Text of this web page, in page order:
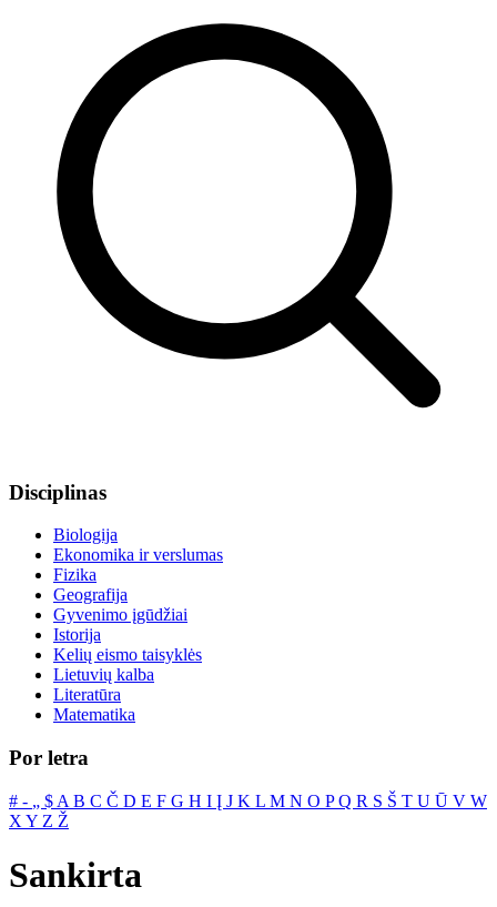
Disciplinas
Biologija
Ekonomika ir verslumas
Fizika
Geografija
Gyvenimo įgūdžiai
Istorija
Kelių eismo taisyklės
Lietuvių kalba
Literatūra
Matematika
Por letra
# ‐ „ $ A B C Č D E F G H I Į J K L M N O PQ R S Š T U Ū V W
X Y Z Ž
Sankirta